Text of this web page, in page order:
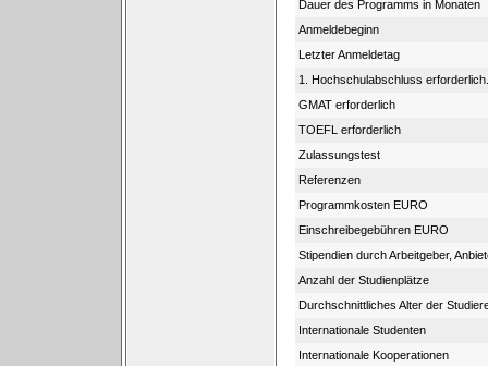
Dauer des Programms in Monaten
Anmeldebeginn
Letzter Anmeldetag
1. Hochschulabschluss erforderlich.
GMAT erforderlich
TOEFL erforderlich
Zulassungstest
Referenzen
Programmkosten EURO
Einschreibegebühren EURO
Stipendien durch Arbeitgeber,
Anzahl der Studienplätze
Durchschnittliches Alter der
Internationale Studenten
Internationale Kooperationen